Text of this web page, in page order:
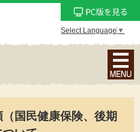
Select Language ▼
ナ
ビ
シ
国民健康保険、後期